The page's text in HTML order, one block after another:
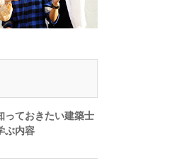
っておきたい建築士
ぶ内容